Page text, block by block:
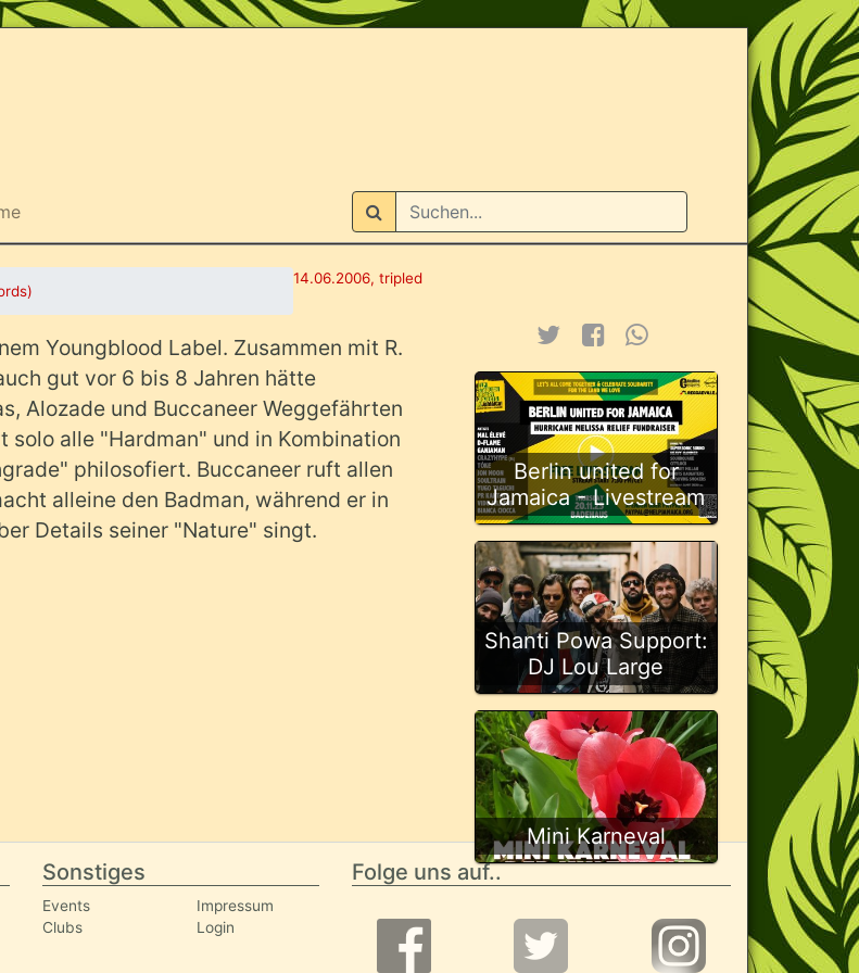
Suchen
(Youndblood Records)
14.06.2006, tripled
Youngblood Label. Zusammen mit R.
gut vor 6 bis 8 Jahren hätte
Alozade und Buccaneer Weggefährten
solo alle "Hardman" und in Kombination
philosofiert. Buccaneer ruft allen
alleine den Badman, während er in
Details seiner "Nature" singt.
Berlin united for
Jamaica - Livestream
Shanti Powa Support:
DJ Lou Large
Mini Karneval
Sonstiges
Events
Clubs
Impressum
Login
Folge uns auf..